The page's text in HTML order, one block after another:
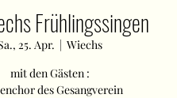
Frühlingssingen
25. Apr.
  |
Wiechs
mit den Gästen :
des Gesangverein